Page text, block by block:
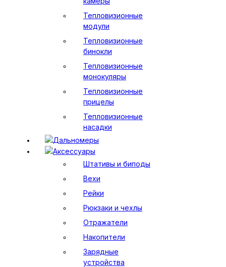
Тепловизионные
модули
Тепловизионные
бинокли
Тепловизионные
монокуляры
Тепловизионные
прицелы
Тепловизионные
насадки
Дальномеры
Аксессуары
Штативы и биподы
Вехи
Рейки
Рюкзаки и чехлы
Отражатели
Накопители
Зарядные
устройства